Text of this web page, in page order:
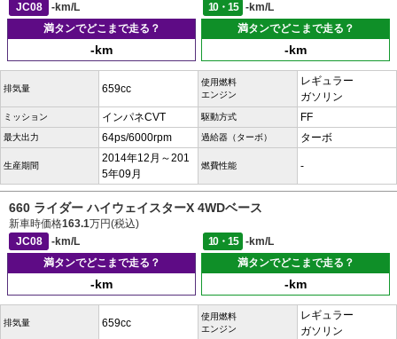
JC08
-km/L 10・15
-km/L
満タンでどこまで走る？
-km
満タンでどこまで走る？
-km
排気量 659cc
使用燃料
エンジン
レギュラー
ガソリン
ミッション インパネCVT 駆動方式 FF
最大出力 64ps/6000rpm 過給器（ターボ） ターボ
生産期間
2014年12月～201
5年09月
燃費性能 -
660 ライダー ハイウェイスターX 4WDベース
新車時価格163.1万円(税込)
JC08
-km/L 10・15
-km/L
満タンでどこまで走る？
-km
満タンでどこまで走る？
-km
排気量 659cc
使用燃料
エンジン
レギュラー
ガソリン